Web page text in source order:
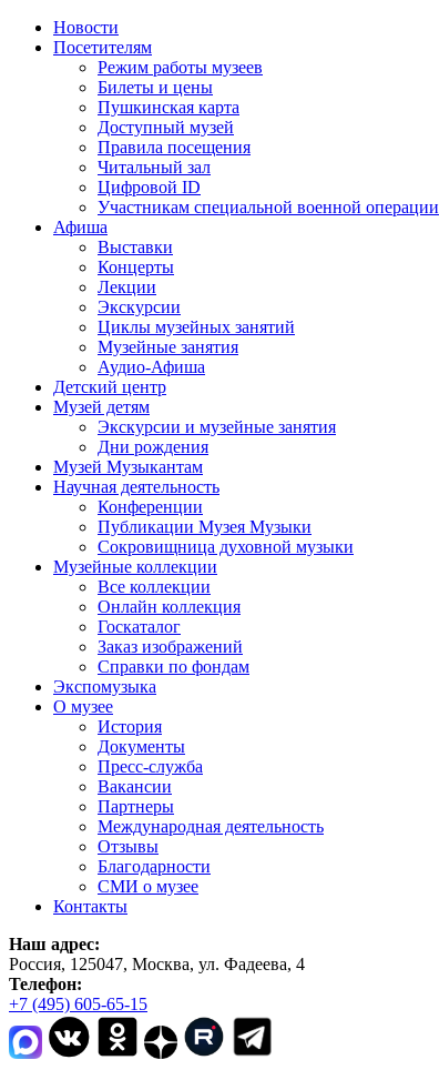
Новости
Посетителям
Режим работы музеев
Билеты и цены
Пушкинская карта
Доступный музей
Правила посещения
Читальный зал
Цифровой ID
Участникам специальной военной операции
Афиша
Выставки
Концерты
Лекции
Экскурсии
Циклы музейных занятий
Музейные занятия
Аудио-Афиша
Детский центр
Музей детям
Экскурсии и музейные занятия
Дни рождения
Музей Музыкантам
Научная деятельность
Конференции
Публикации Музея Музыки
Сокровищница духовной музыки
Музейные коллекции
Все коллекции
Онлайн коллекция
Госкаталог
Заказ изображений
Справки по фондам
Экспомузыка
О музее
История
Документы
Пресс-служба
Вакансии
Партнеры
Международная деятельность
Отзывы
Благодарности
СМИ о музее
Контакты
Наш адрес:
Россия, 125047, Москва, ул. Фадеева, 4
Телефон:
+7 (495) 605-65-15